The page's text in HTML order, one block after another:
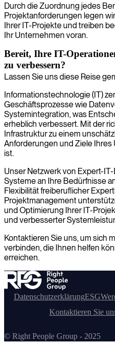
Durch die Zuordnung jedes
Projektanforderungen legen
Ihrer IT-Projekte und treiben
Ihr Unternehmen voran.
Bereit, Ihre IT-
zu verbessern?
Lassen Sie uns diese Reise
Informationstechnologie (IT)
Geschäftsprozesse wie
Systemintegration, was
erheblich verbessert. Mit der
Infrastruktur zu einem
Anforderungen und Ziele
ist.
Unser Netzwerk von Expert-
Systeme an Ihre Bedürfnisse
Flexibilität freiberuflicher
Projektmanagement
und Optimierung Ihrer IT-
und verbesserter
Kontaktieren Sie uns, um sich
verbinden, die Ihnen helfen
erreichen.
DatenschutzerklärungESG
Kontaktieren Sie
© Right People Group - 2025